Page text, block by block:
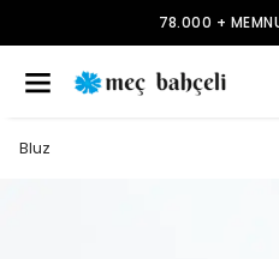
78.000 +
Bluz